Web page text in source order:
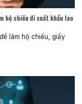
hộ chiếu đi xuất khẩu lao
làm hộ chiếu, giấy